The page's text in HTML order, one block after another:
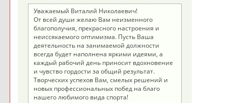
Уважаемый Виталий Николаевич!
От всей души желаю Вам неизменного
благополучия, прекрасного настроения и
неиссякаемого оптимизма. Пусть Ваша
деятельность на занимаемой должности
всегда будет наполнена яркими идеями, а
каждый рабочий день приносит вдохновение
и чувство гордости за общий результат.
Творческих успехов Вам, смелых решений и
новых профессиональных побед на благо
нашего любимого вида спорта!